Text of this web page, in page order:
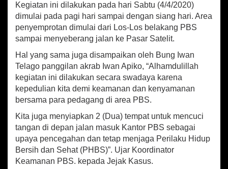
s
a
r
B
k
i
t
S
l
a
p
C
e
g
a
Kegiatan ini dilakukan pada hari Sabtu (4/4/2020)
dimulai pada pagi hari sampai dengan siang hari. Area
penyemprotan dimulai dari Los-Los belakang PBS
sampai menyeberang jalan ke Pasar Satelit.
Hal yang sama juga disampaikan oleh Bung Iwan
Telago panggilan akrab Iwan Apiko, “Alhamdulillah
kegiatan ini dilakukan secara swadaya karena
kepedulian kita demi keamanan dan kenyamanan
bersama para pedagang di area PBS.
Kita juga menyiapkan 2 (Dua) tempat untuk mencuci
tangan di depan jalan masuk Kantor PBS sebagai
upaya pencegahan dan tetap menjaga Perilaku Hidup
Bersih dan Sehat (PHBS)”. Ujar Koordinator
Keamanan PBS. kepada Jejak Kasus.